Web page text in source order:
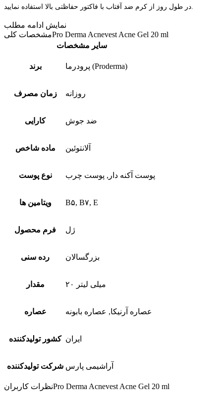
در طول روز از کرم ضد آفتاب با فاکتور حفاظتی بالا استفاده نمایید.
نمایش ادامه مطلب
مشخصات کلیPro Derma Acnevest Acne Gel 20 ml
سایر مشخصات
برند پرودرما (Proderma)
زمان مصرف روزانه
کارایی ضد جوش
ماده شاخص آلانتوئین
نوع پوست پوست آکنه دار, پوست چرب
ویتامین ها B۵, B۷, E
فرم محصول ژل
رده سنی بزرگسالان
مقدار ۲۰ میلی لیتر
عصاره عصاره آرنیکا, عصاره بابونه
کشور تولیدکننده ایران
شرکت تولیدکننده آراشیمی پارس
نظرات کاربرانPro Derma Acnevest Acne Gel 20 ml